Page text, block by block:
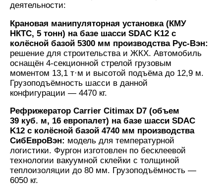
деятельности:
Крановая манипуляторная установка (КМУ
НКТС, 5 тонн) на базе шасси SDAC K12 с
колёсной базой 5300 мм производства Рус-Вэн:
решение для строительства и ЖКХ. Автомобиль
оснащён 4-секционной стрелой грузовым
моментом 13,1 т·м и высотой подъёма до 12,9 м.
Грузоподъёмность шасси в данной
конфигурации — 4470 кг.
Рефрижератор Carrier Citimax D7 (объем
39 куб. м, 16 европалет) на базе шасси SDAC
K12 с колёсной базой 4740 мм производства
СибЕвроВэн: модель для температурной
логистики. Фургон изготовлен по бесклеевой
технологии вакуумной склейки с толщиной
теплоизоляции до 80 мм. Грузоподъёмность —
6050 кг.